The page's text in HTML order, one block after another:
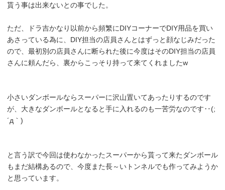
貰う事は出来ないとの事でした。
ただ、ドラ吉かなり以前から頻繁にDIYコーナーでDIY用品を買い
あさっている為に、DIY担当の店員さんとはずっと顔なじみだった
ので、最初別の店員さんに断られた後に今度はそのDIY担当の店員
さんに頼んだら、裏からこっそり持って来てくれましたw
小さいダンボールならスーパーに沢山置いてあったりするのです
が、大きなダンボールとなると手に入れるのも一苦労なのです‥(;
´д｀)
と言う訳で今回は使わなかったスーパーから貰って来たダンボール
もまだ結構あるので、今度また長～いトンネルでも作ってみようか
と思っています。